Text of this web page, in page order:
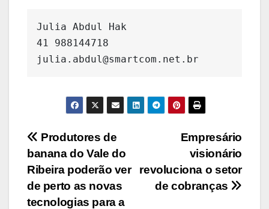
Julia Abdul Hak
41 988144718
julia.abdul@smartcom.net.br
Navegação
de
Post
Empresário
visionário
revoluciona o setor
de cobranças
Produtores de
banana do Vale do
Ribeira poderão ver
de perto as novas
tecnologias para a